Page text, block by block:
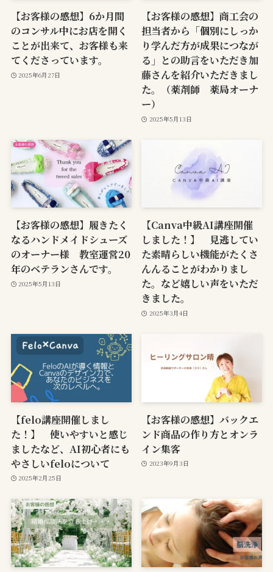
【お客様の感想】6か月間
のコンサル中にお店を開く
ことが出来て、お客様も来
てくださっています。
2025年6月27日
【お客様の感想】商工会の
担当者から「個別にしっか
り学んだ方が成果につなが
る」との助言をいただき加
藤さんを紹介いただきまし
た。（薬剤師 薬局オーナ
ー）
2025年5月13日
【お客様の感想】履きたく
なるハンドメイドシューズ
のオーナー様 教室運営20
年のベテランさんです。
2025年5月13日
【Canva中級AI講座開催
しました！】 見逃してい
た素晴らしい機能がたくさ
んんることがわかりまし
た。など嬉しい声をいただ
きました。
2025年3月4日
【felo講座開催しまし
た！】 使いやすいと感じ
ましたなど、AI初心者にも
やさしいfeloについて
2025年2月25日
【お客様の感想】バックエ
ンド商品の作り方とオンラ
イン集客
2023年9月3日